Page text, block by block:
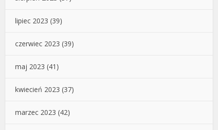
lipiec 2023 (39)
czerwiec 2023 (39)
maj 2023 (41)
kwiecień 2023 (37)
marzec 2023 (42)